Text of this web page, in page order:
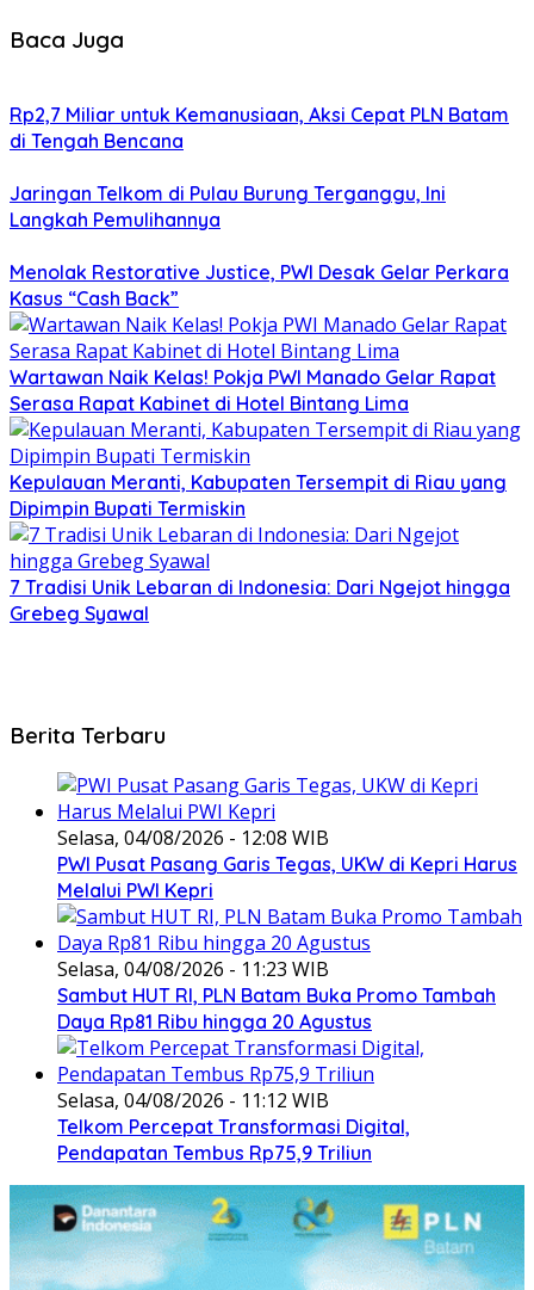
Baca Juga
Rp2,7 Miliar untuk Kemanusiaan, Aksi Cepat PLN Batam
di Tengah Bencana
Jaringan Telkom di Pulau Burung Terganggu, Ini
Langkah Pemulihannya
Menolak Restorative Justice, PWI Desak Gelar Perkara
Kasus “Cash Back”
Wartawan Naik Kelas! Pokja PWI Manado Gelar Rapat
Serasa Rapat Kabinet di Hotel Bintang Lima
Kepulauan Meranti, Kabupaten Tersempit di Riau yang
Dipimpin Bupati Termiskin
7 Tradisi Unik Lebaran di Indonesia: Dari Ngejot hingga
Grebeg Syawal
Berita Terbaru
Selasa, 04/08/2026 - 12:08 WIB
PWI Pusat Pasang Garis Tegas, UKW di Kepri Harus
Melalui PWI Kepri
Selasa, 04/08/2026 - 11:23 WIB
Sambut HUT RI, PLN Batam Buka Promo Tambah
Daya Rp81 Ribu hingga 20 Agustus
Selasa, 04/08/2026 - 11:12 WIB
Telkom Percepat Transformasi Digital,
Pendapatan Tembus Rp75,9 Triliun